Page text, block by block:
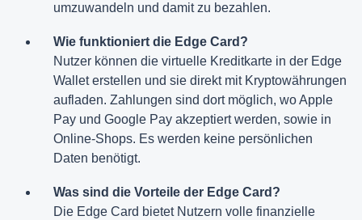
umzuwandeln und damit zu bezahlen.
Wie funktioniert die Edge Card?
Nutzer können die virtuelle Kreditkarte in der Edge
Wallet erstellen und sie direkt mit Kryptowährungen
aufladen. Zahlungen sind dort möglich, wo Apple
Pay und Google Pay akzeptiert werden, sowie in
Online-Shops. Es werden keine persönlichen
Daten benötigt.
Was sind die Vorteile der Edge Card?
Die Edge Card bietet Nutzern volle finanzielle